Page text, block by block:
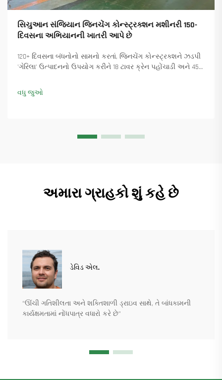
સિચુઆન સંજિયાન જિનચેંગ કોન્સ્ટ્રક્શન મશીનરી 150-
દિવસના અભિયાનની ખાતરી આપે છે
120+ દિવસના બંધનોનો સામનો કરતાં, જિનચેંગ કોન્સ્ટ્રક્શને ઝડપી
'ગેરિલા' ઉત્પાદનનો ઉપયોગ કરીને 18 ટાવર ક્રેન પહોંચાડી અને 45+
વધુ માહિતી મેળવો.
વધુ જુઓ
અમારા ગ્રાહકો શું કહે છે
ડેવિડ એલ.
“ઊંચી ગતિશીલતા અને શક્તિશાળી ડ્રાઇવ સાથે, તે બાંધકામની
કાર્યક્ષમતામાં નોંધપાત્ર વધારો કરે છે”